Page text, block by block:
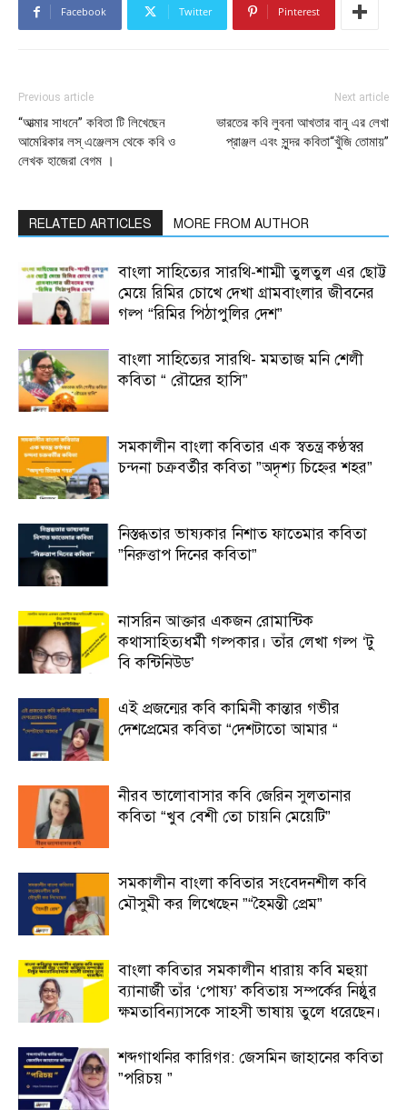
Facebook Twitter Pinterest
Previous article
“আত্মার সাধনে” কবিতা টি লিখেছেন
আমেরিকার লস্ এঞ্জেলস থেকে কবি ও
লেখক হাজেরা বেগম ।
Next article
ভারতের কবি লুবনা আখতার বানু এর লেখা
প্রাঞ্জল এবং সুন্দর কবিতা“খুঁজি তোমায়”
RELATED ARTICLES MORE FROM AUTHOR
বাংলা সাহিত্যের সারথি-শাম্মী তুলতুল এর ছোট্ট
মেয়ে রিমির চোখে দেখা গ্রামবাংলার জীবনের
গল্প “রিমির পিঠাপুলির দেশ”
বাংলা সাহিত্যের সারথি- মমতাজ মনি শেলী
কবিতা “ রৌদ্রের হাসি”
সমকালীন বাংলা কবিতার এক স্বতন্ত্র কণ্ঠস্বর
চন্দনা চক্রবর্তীর কবিতা ”অদৃশ্য চিহ্নের শহর”
নিস্তব্ধতার ভাষ্যকার নিশাত ফাতেমার কবিতা
”নিরুত্তাপ দিনের কবিতা”
নাসরিন আক্তার একজন রোমান্টিক
কথাসাহিত্যধর্মী গল্পকার। তাঁর লেখা গল্প ‘টু
বি কন্টিনিউড’
এই প্রজন্মের কবি কামিনী কান্তার গভীর
দেশপ্রেমের কবিতা “দেশটাতো আমার “
নীরব ভালোবাসার কবি জেরিন সুলতানার
কবিতা “খুব বেশী তো চায়নি মেয়েটি”
সমকালীন বাংলা কবিতার সংবেদনশীল কবি
মৌসুমী কর লিখেছেন ”“হৈমন্তী প্রেম”
বাংলা কবিতার সমকালীন ধারায় কবি মহুয়া
ব্যানার্জী তাঁর ‘পোষ্য’ কবিতায় সম্পর্কের নিষ্ঠুর
ক্ষমতাবিন্যাসকে সাহসী ভাষায় তুলে ধরেছেন।
শব্দগাথনির কারিগর: জেসমিন জাহানের কবিতা
”পরিচয় ”